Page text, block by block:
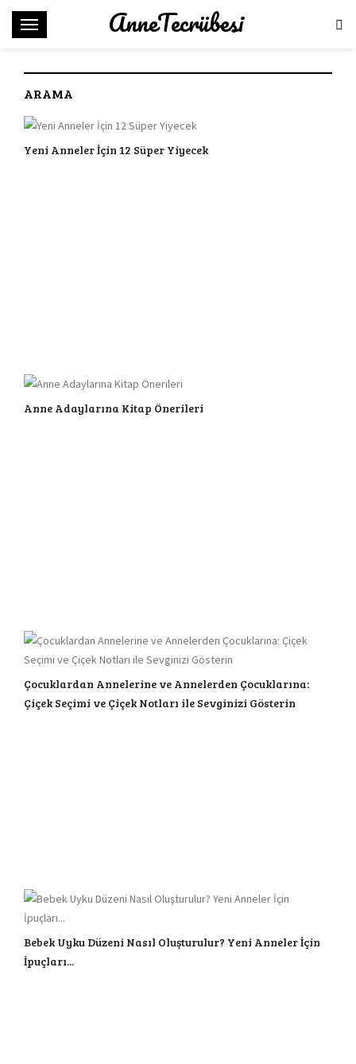
M
AnneTecrübesi
ARAMA
Yeni Anneler İçin 12 Süper Yiyecek
Anne Adaylarına Kitap Önerileri
Çocuklardan Annelerine ve Annelerden Çocuklarına:
Çiçek Seçimi ve Çiçek Notları ile Sevginizi Gösterin
Bebek Uyku Düzeni Nasıl Oluşturulur? Yeni Anneler İçin
İpuçları...